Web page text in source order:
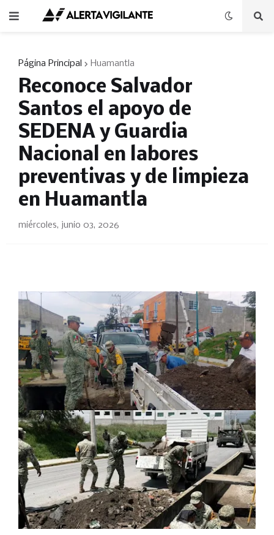
Página Principal Huamantla
Reconoce Salvador
Santos el apoyo de
SEDENA y Guardia
Nacional en labores
preventivas y de limpieza
en Huamantla
miércoles, junio 03, 2026